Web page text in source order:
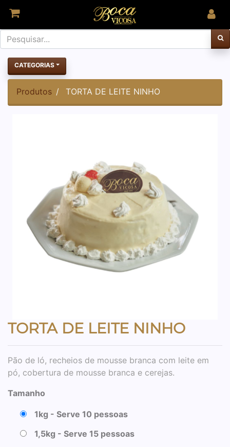
CATEGORIAS
Produtos TORTA DE LEITE NINHO
TORTA DE LEITE NINHO
Pão de ló, recheios de mousse branca com leite em
pó, cobertura de mousse branca e cerejas.
Tamanho
1kg - Serve 10 pessoas
1,5kg - Serve 15 pessoas